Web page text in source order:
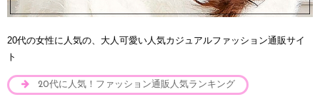
20代の女性に人気の、大人可愛い人気カジュアルファッション通販サイ
ト
20代に人気！ファッション通販人気ランキング